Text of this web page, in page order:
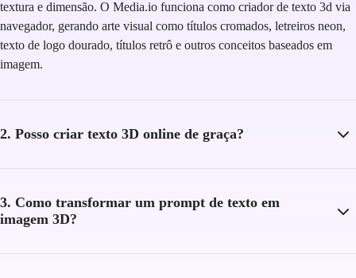
textura e dimensão. O Media.io funciona como criador de texto 3d via
navegador, gerando arte visual como títulos cromados, letreiros neon,
texto de logo dourado, títulos retrô e outros conceitos baseados em
imagem.
2. Posso criar texto 3D online de graça?
3. Como transformar um prompt de texto em
imagem 3D?